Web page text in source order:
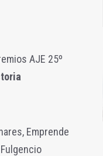
AJE 25º
Emprende